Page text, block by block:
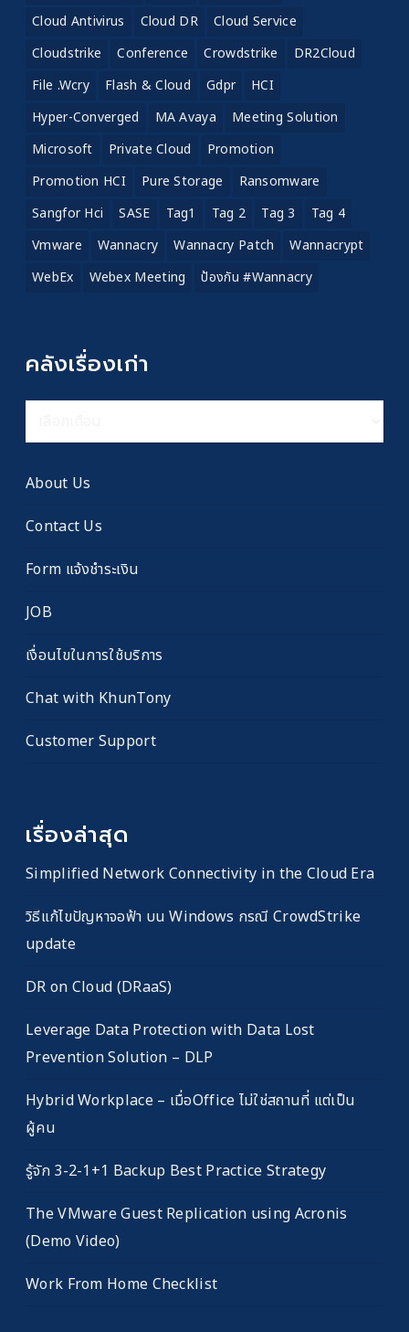
Cloud Antivirus
Cloud DR
Cloud Service
Cloudstrike
Conference Crowdstrike
DR2Cloud
File .wcry
Flash & Cloud Gdpr
HCI
Hyper-Converged
MA Avaya
Meeting Solution
Microsoft
Private Cloud
Promotion
Promotion HCI
Pure Storage
Ransomware
Sangfor Hci
SASE Tag1 Tag 2 Tag 3
Tag 4
Vmware
Wannacry Wannacry Patch
Wannacrypt
WebEx
Webex Meeting ป้องกัน #wannacry
คลังเรื่องเก่า
เรื่อง
About Us
Contact Us
Form แจ้งชำระเงิน
JOB
เงื่อนไขในการใช้บริการ
Chat with KhunTony
Customer Support
เรื่องล่าสุด
Simplified Network Connectivity in the Cloud Era
วิธีแก้ไขปัญหาจอฟ้า บน Windows กรณี CrowdStrike
update
DR on Cloud (DRaaS)
Leverage Data Protection with Data Lost
Prevention Solution – DLP
Hybrid Workplace – เมื่อOffice ไม่ใช่สถานที่ แต่เป็น
ผู้คน
รู้จัก 3-2-1+1 Backup Best Practice Strategy
The VMware Guest Replication using Acronis
(Demo Video)
Work From Home Checklist